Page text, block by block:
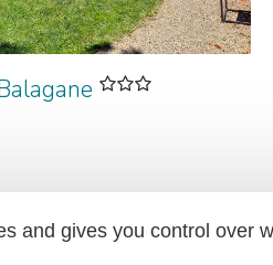
and gives you control over